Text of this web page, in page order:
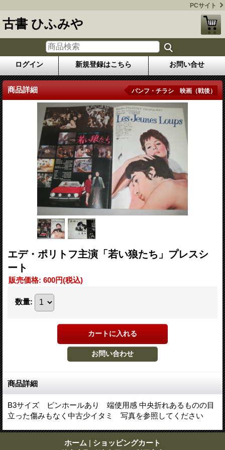
PCサイト
古書 ひふみや
ログイン 新規登録はこちら お問い合せ
商品詳細 パンフ・チラシ 映画（戦後）
エデ・ポリトフ主演「若い狼たち」プレスシ
ート
販売価格: 600円(税込)
数量:
商品詳細
B3サイズ ピンホールあり 端使用感 中央折れあるものの目
立った傷みもなく中古少イタミ 写真を参照してください
ホーム | ショッピングカート